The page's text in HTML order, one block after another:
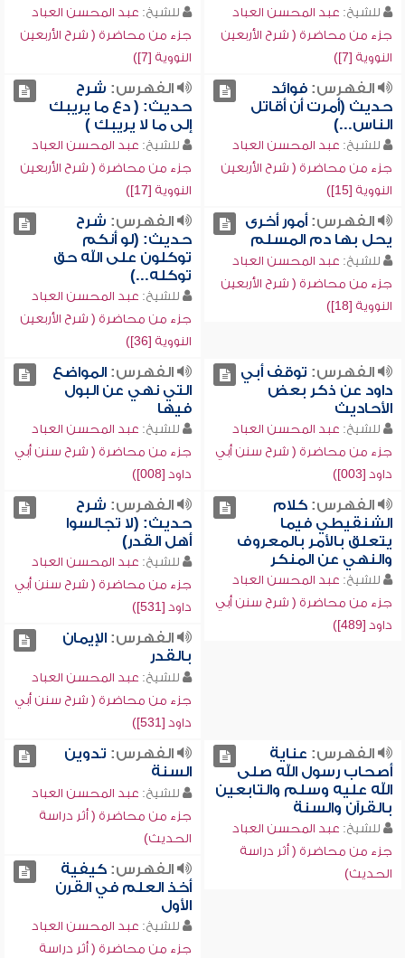
للشيخ: عبد المحسن العباد
جزء من محاضرة ( شرح الأربعين
النووية [7])
للشيخ: عبد المحسن العباد
جزء من محاضرة ( شرح الأربعين
النووية [7])
الفهرس:فوائد
حديث (أمرت أن أقاتل
الناس...)
للشيخ: عبد المحسن العباد
جزء من محاضرة ( شرح الأربعين
النووية [15])
الفهرس: شرح
حديث: ( دع ما يريبك
إلى ما لا يريبك )
للشيخ: عبد المحسن العباد
جزء من محاضرة ( شرح الأربعين
النووية [17])
الفهرس:أمور أخرى
يحل بها دم المسلم
للشيخ: عبد المحسن العباد
جزء من محاضرة ( شرح الأربعين
النووية [18])
الفهرس: شرح
حديث: (لو أنكم
توكلون على الله حق
توكله...)
للشيخ: عبد المحسن العباد
جزء من محاضرة ( شرح الأربعين
النووية [36])
الفهرس: توقف أبي
داود عن ذكر بعض
الأحاديث
للشيخ: عبد المحسن العباد
جزء من محاضرة ( شرح سنن أبي
داود [003])
الفهرس:المواضع
التي نهي عن البول
فيها
للشيخ: عبد المحسن العباد
جزء من محاضرة ( شرح سنن أبي
داود [008])
الفهرس:كلام
الشنقيطي فيما
يتعلق بالأمر بالمعروف
والنهي عن المنكر
للشيخ: عبد المحسن العباد
جزء من محاضرة ( شرح سنن أبي
داود [489])
الفهرس: شرح
حديث: (لا تجالسوا
أهل القدر)
للشيخ: عبد المحسن العباد
جزء من محاضرة ( شرح سنن أبي
داود [531])
الفهرس:الإيمان
بالقدر
للشيخ: عبد المحسن العباد
جزء من محاضرة ( شرح سنن أبي
داود [531])
الفهرس: عناية
أصحاب رسول الله صلى
الله عليه وسلم والتابعين
بالقرآن والسنة
للشيخ: عبد المحسن العباد
جزء من محاضرة ( أثر دراسة
الحديث)
الفهرس: تدوين
السنة
للشيخ: عبد المحسن العباد
جزء من محاضرة ( أثر دراسة
الحديث)
الفهرس:كيفية
أخذ العلم في القرن
الأول
للشيخ: عبد المحسن العباد
جزء من محاضرة ( أثر دراسة